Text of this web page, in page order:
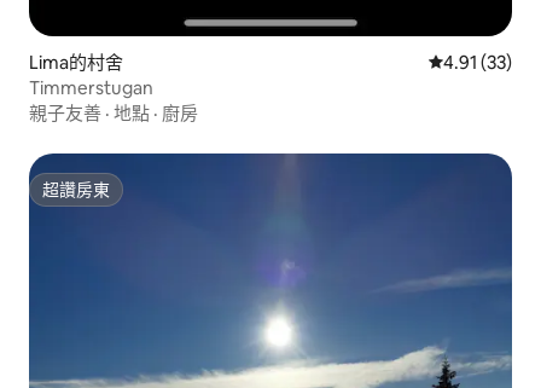
Lima的村舍 從 33 則評價
4.91 (33)
Timmerstugan
親子友善 · 地點 · 廚房
超讚房東
超讚房東